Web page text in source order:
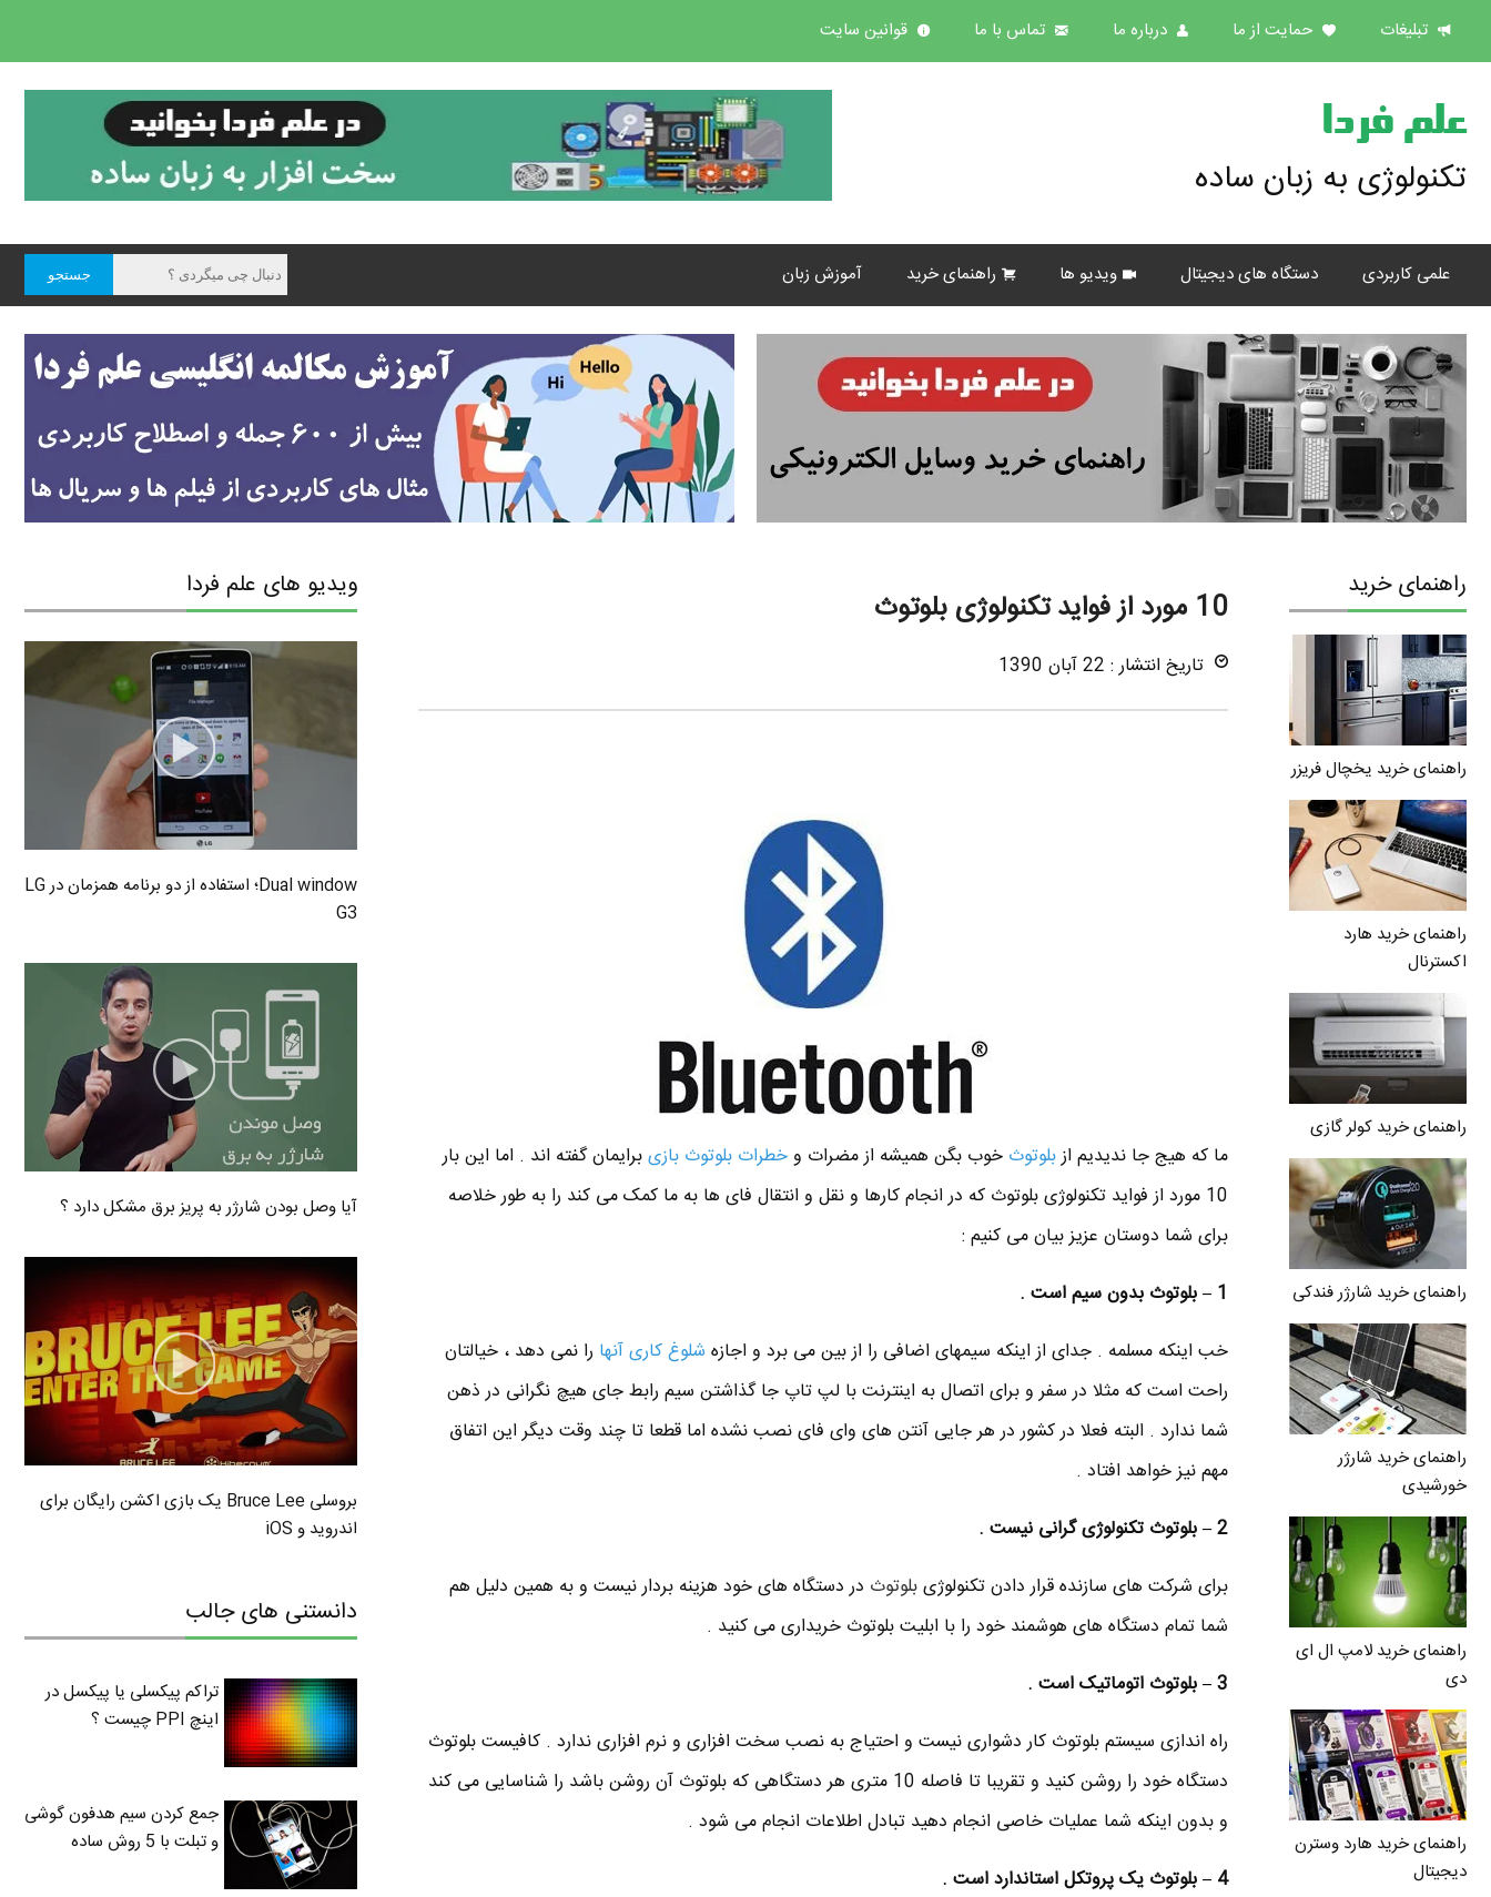
تبلیغات حمایت از ما درباره ما تماس با ما قوانین سایت
علم فردا
تکنولوژی به زبان ساده
علمی کاربردی دستگاه های دیجیتال ویدیو ها راهنمای خرید آموزش زبان
راهنمای خرید
راهنمای خرید یخچال فریزر
راهنمای خرید هارد
اکسترنال
راهنمای خرید کولر گازی
راهنمای خرید شارژر فندکی
راهنمای خرید شارژر
خورشیدی
راهنمای خرید لامپ ال ای
دی
راهنمای خرید هارد وسترن
دیجیتال
10 مورد از فواید تکنولوژی بلوتوث
تاریخ انتشار : 22 آبان 1390
ما که هیج جا ندیدیم ازبلوتوث خوب بگن همیشه از مضرات وخطرات بلوتوث بازیبرایمان گفته اند . اما این بار
10 مورد از فواید تکنولوژی بلوتوث که در انجام کارها و نقل و انتقال فای ها به ما کمک می کند را به طور خلاصه
برای شما دوستان عزیز بیان می کنیم :
1 – بلوتوث بدون سیم است .
خب اینکه مسلمه . جدای از اینکه سیمهای اضافی را از بین می برد و اجازه شلوغ کاری آنها را نمی دهد ، خیالتان
راحت است که مثلا در سفر و برای اتصال به اینترنت با لپ تاپ جا گذاشتن سیم رابط جای هیچ نگرانی در ذهن
شما ندارد . البته فعلا در کشور در هر جایی آنتن های وای فای نصب نشده اما قطعا تا چند وقت دیگر این اتفاق
مهم نیز خواهد افتاد .
2 – بلوتوث تکنولوژی گرانی نیست .
برای شرکت های سازنده قرار دادن تکنولوژیبلوتوث در دستگاه های خود هزینه بردار نیست و به همین دلیل هم
شما تمام دستگاه های هوشمند خود را با ابلیت بلوتوث خریداری می کنید .
3 – بلوتوث اتوماتیک است .
راه اندازی سیستم بلوتوث کار دشواری نیست و احتیاج به نصب سخت افزاری و نرم افزاری ندارد . کافیست بلوتوث
دستگاه خود را روشن کنید و تقریبا تا فاصله 10 متری هر دستگاهی که بلوتوث آن روشن باشد را شناسایی می کند
و بدون اینکه شما عملیات خاصی انجام دهید تبادل اطلاعات انجام می شود .
4 – بلوتوث یک پروتکل استاندارد است .
ویدیو های علم فردا
Dual window؛ استفاده از دو برنامه همزمان در LG
G3
آیا وصل بودن شارژر به پریز برق مشکل دارد ؟
بروسلی Bruce Lee یک بازی اکشن رایگان برای
اندروید و iOS
دانستنی های جالب
تراکم پیکسلی یا پیکسل در
اینچ PPI چیست ؟
جمع کردن سیم هدفون گوشی
و تبلت با 5 روش ساده